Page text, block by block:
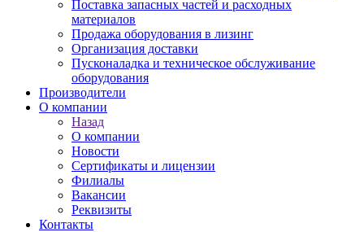
Поставка запасных частей и расходных
материалов
Продажа оборудования в лизинг
Организация доставки
Пусконаладка и техническое обслуживание
оборудования
Производители
О компании
Назад
О компании
Новости
Сертификаты и лицензии
Филиалы
Вакансии
Реквизиты
Контакты